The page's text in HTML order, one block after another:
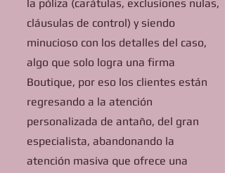
la póliza (carátulas, exclusiones nulas,
cláusulas de control) y siendo
minucioso con los detalles del caso,
algo que solo logra una firma
Boutique, por eso los clientes están
regresando a la atención
personalizada de antaño, del gran
especialista, abandonando la
atención masiva que ofrece una